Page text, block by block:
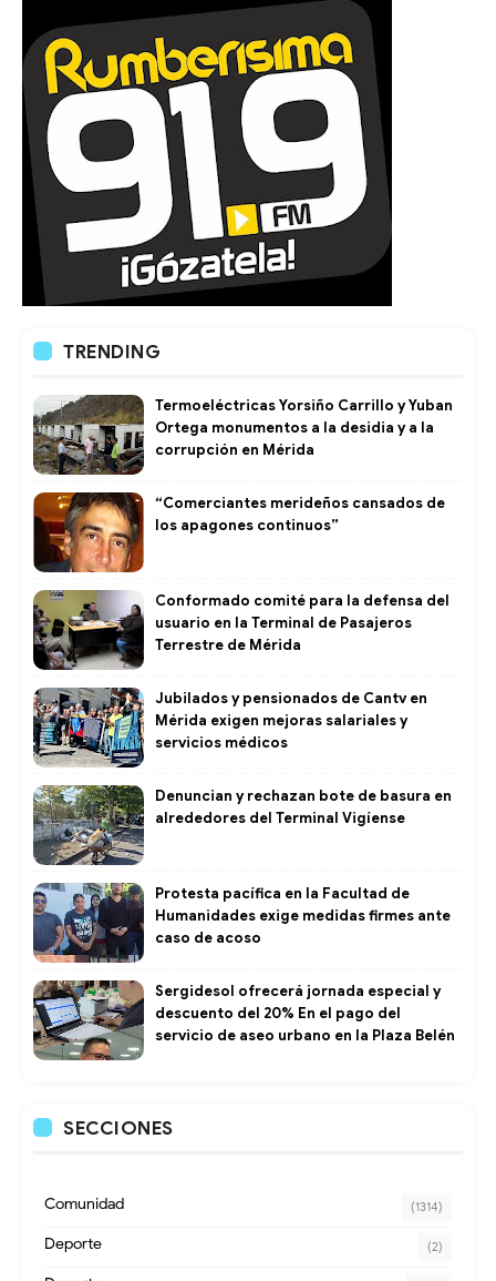
TRENDING
Termoeléctricas Yorsiño Carrillo y Yuban
Ortega monumentos a la desidia y a la
corrupción en Mérida
“Comerciantes merideños cansados de
los apagones continuos”
Conformado comité para la defensa del
usuario en la Terminal de Pasajeros
Terrestre de Mérida
Jubilados y pensionados de Cantv en
Mérida exigen mejoras salariales y
servicios médicos
Denuncian y rechazan bote de basura en
alrededores del Terminal Vigíense
Protesta pacífica en la Facultad de
Humanidades exige medidas firmes ante
caso de acoso
Sergidesol ofrecerá jornada especial y
descuento del 20% En el pago del
servicio de aseo urbano en la Plaza Belén
SECCIONES
Comunidad (1314)
Deporte (2)